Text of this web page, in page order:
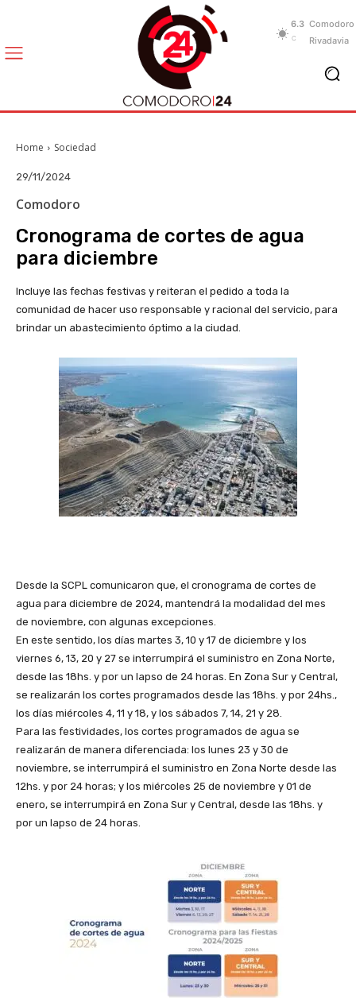
6.3
C
Comodoro
Rivadavia
Home Sociedad
29/11/2024
Comodoro
Cronograma de cortes de agua
para diciembre
Incluye las fechas festivas y reiteran el pedido a toda la
comunidad de hacer uso responsable y racional del servicio, para
brindar un abastecimiento óptimo a la ciudad.
Desde la SCPL comunicaron que, el cronograma de cortes de
agua para diciembre de 2024, mantendrá la modalidad del mes
de noviembre, con algunas excepciones.
En este sentido, los días martes 3, 10 y 17 de diciembre y los
viernes 6, 13, 20 y 27 se interrumpirá el suministro en Zona Norte,
desde las 18hs. y por un lapso de 24 horas. En Zona Sur y Central,
se realizarán los cortes programados desde las 18hs. y por 24hs.,
los días miércoles 4, 11 y 18, y los sábados 7, 14, 21 y 28.
Para las festividades, los cortes programados de agua se
realizarán de manera diferenciada: los lunes 23 y 30 de
noviembre, se interrumpirá el suministro en Zona Norte desde las
12hs. y por 24 horas; y los miércoles 25 de noviembre y 01 de
enero, se interrumpirá en Zona Sur y Central, desde las 18hs. y
por un lapso de 24 horas.